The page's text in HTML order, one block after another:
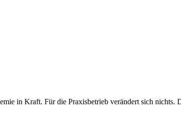
in Kraft. Für die Praxisbetrieb verändert sich nichts.